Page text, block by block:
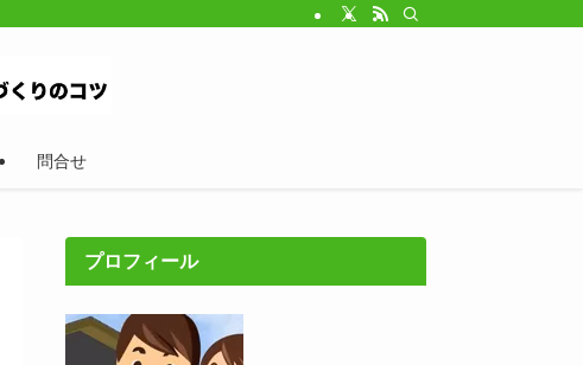
問合せ
プロフィール